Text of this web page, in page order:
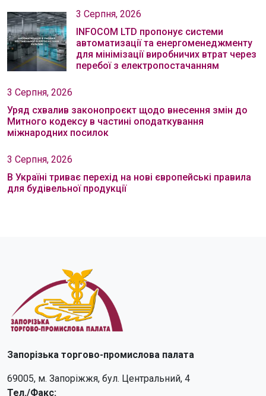
3 Серпня, 2026
INFOCOM LTD пропонує системи
автоматизації та енергоменеджменту
для мінімізації виробничих втрат через
перебої з електропостачанням
3 Серпня, 2026
Уряд схвалив законопроєкт щодо внесення змін до
Митного кодексу в частині оподаткування
міжнародних посилок
3 Серпня, 2026
В Україні триває перехід на нові європейські правила
для будівельної продукції
Запорізька торгово-промислова палата
69005, м. Запоріжжя, бул. Центральний, 4
Тел./Факс: